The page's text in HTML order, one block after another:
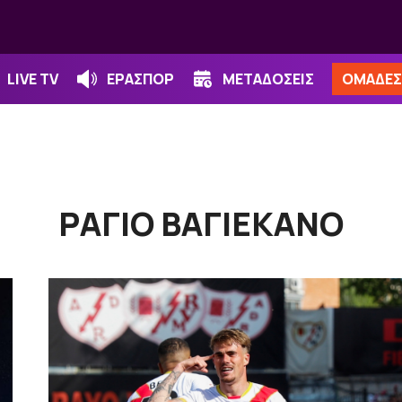
LIVE TV ΕΡΑΣΠΟΡ ΜΕΤΑΔΟΣΕΙΣ ΟΜΑΔΕΣ
ΡΑΓΙΟ ΒΑΓΙΕΚΑΝΟ